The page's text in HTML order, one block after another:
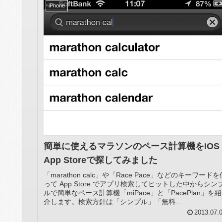
iPhone
簡単に使えるマラソンのペース計算機をiOS
App Storeで探してみました
「marathon calc」や「Race Pace」などのキーワードを
って App Store でアプリ検索してヒットした中からシン
ルで簡単なペース計算機「miPace」と「PacePlan」を紹
介します。検索方針は「シンプル」「無料...